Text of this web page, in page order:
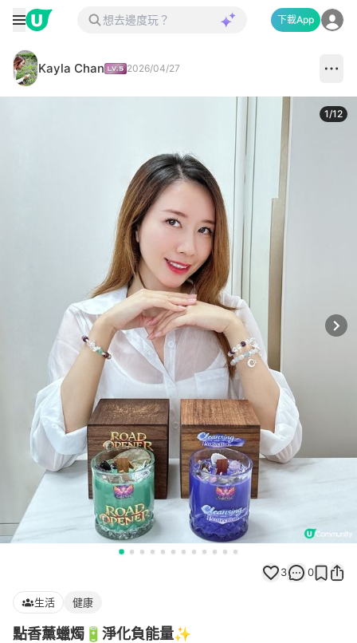
下載App
Kayla Chan 2026/04/27
1/12
3 0
生活 健康
點香薰蠟燭🔋淨化負能量✨